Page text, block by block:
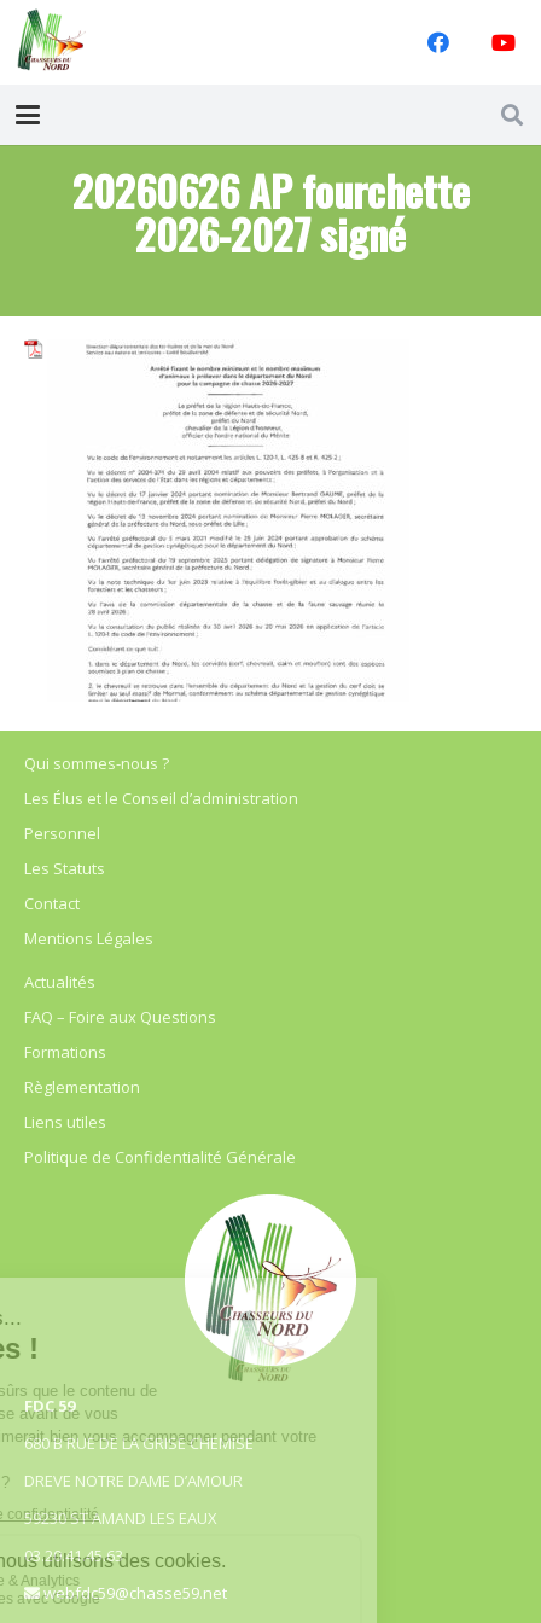
20260626 AP fourchette
2026-2027 signé
Qui sommes-nous ?
Les Élus et le Conseil d’administration
Personnel
Les Statuts
Contact
Mentions Légales
Actualités
FAQ – Foire aux Questions
Formations
Règlementation
Liens utiles
Politique de Confidentialité Générale
FDC 59
680 B RUE DE LA GRISE CHEMISE
DREVE NOTRE DAME D’AMOUR
59230 ST AMAND LES EAUX
03.20.41.45.63
webfdc59@chasse59.net